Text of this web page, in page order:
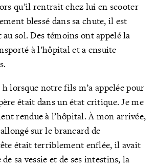
qu’il rentrait chez lui en scooter
blessé dans sa chute, il est
sol. Des témoins ont appelé la
à l’hôpital et a ensuite
lorsque notre fils m’a appelée pour
était dans un état critique. Je me
rendue à l’hôpital. À mon arrivée,
sur le brancard de
était terriblement enflée, il avait
sa vessie et de ses intestins, la